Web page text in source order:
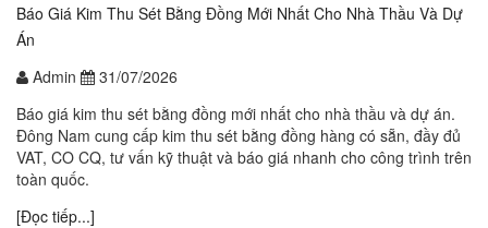
Báo Giá Kim Thu Sét Bằng Đồng Mới Nhất Cho Nhà Thầu Và Dự
Án
Admin
31/07/2026
Báo giá kim thu sét bằng đồng mới nhất cho nhà thầu và dự án.
Đông Nam cung cấp kim thu sét bằng đồng hàng có sẵn, đầy đủ
VAT, CO CQ, tư vấn kỹ thuật và báo giá nhanh cho công trình trên
toàn quốc.
[Đọc tiếp...]